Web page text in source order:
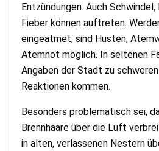
Entzündungen. Auch
Fieber können auftreten.
eingeatmet, sind Husten,
Atemnot möglich. In seltenen
Angaben der Stadt zu
Reaktionen kommen.
Besonders problematisch sei,
Brennhaare über die Luft
in alten, verlassenen Nestern